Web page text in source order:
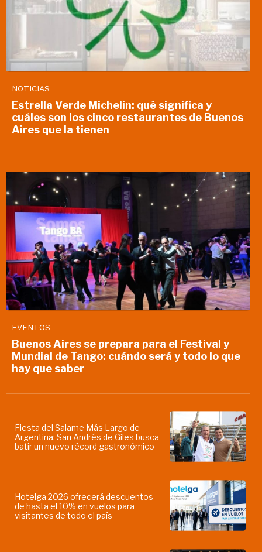
NOTICIAS
Estrella Verde Michelin: qué significa y
cuáles son los cinco restaurantes de Buenos
Aires que la tienen
EVENTOS
Buenos Aires se prepara para el Festival y
Mundial de Tango: cuándo será y todo lo que
hay que saber
Fiesta del Salame Más Largo de
Argentina: San Andrés de Giles busca
batir un nuevo récord gastronómico
Hotelga 2026 ofrecerá descuentos
de hasta el 10% en vuelos para
visitantes de todo el país